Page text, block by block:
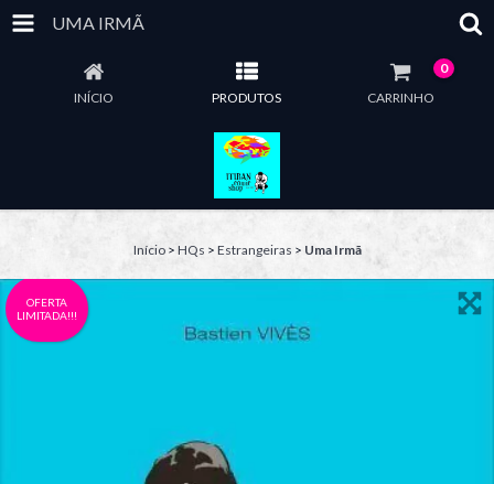
UMA IRMÃ
INÍCIO PRODUTOS CARRINHO
0
Início > HQs > Estrangeiras > Uma Irmã
OFERTA
LIMITADA!!!